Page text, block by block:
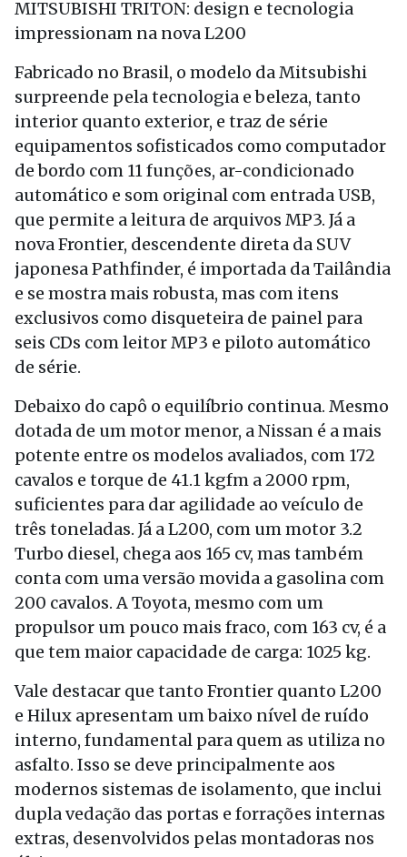
MITSUBISHI TRITON: design e tecnologia
impressionam na nova L200
Fabricado no Brasil, o modelo da Mitsubishi
surpreende pela tecnologia e beleza, tanto
interior quanto exterior, e traz de série
equipamentos sofisticados como computador
de bordo com 11 funções, ar-condicionado
automático e som original com entrada USB,
que permite a leitura de arquivos MP3. Já a
nova Frontier, descendente direta da SUV
japonesa Pathfinder, é importada da Tailândia
e se mostra mais robusta, mas com itens
exclusivos como disqueteira de painel para
seis CDs com leitor MP3 e piloto automático
de série.
Debaixo do capô o equilíbrio continua. Mesmo
dotada de um motor menor, a Nissan é a mais
potente entre os modelos avaliados, com 172
cavalos e torque de 41.1 kgfm a 2000 rpm,
suficientes para dar agilidade ao veículo de
três toneladas. Já a L200, com um motor 3.2
Turbo diesel, chega aos 165 cv, mas também
conta com uma versão movida a gasolina com
200 cavalos. A Toyota, mesmo com um
propulsor um pouco mais fraco, com 163 cv, é a
que tem maior capacidade de carga: 1025 kg.
Vale destacar que tanto Frontier quanto L200
e Hilux apresentam um baixo nível de ruído
interno, fundamental para quem as utiliza no
asfalto. Isso se deve principalmente aos
modernos sistemas de isolamento, que inclui
dupla vedação das portas e forrações internas
extras, desenvolvidos pelas montadoras nos